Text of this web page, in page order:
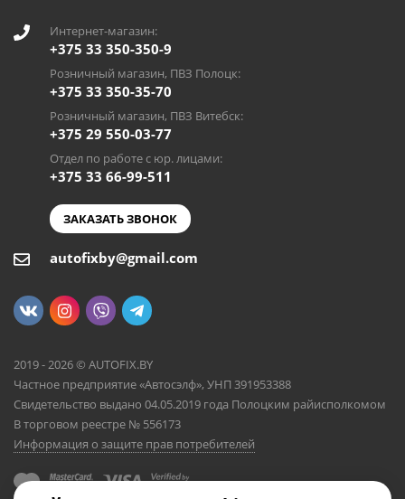
Интернет-магазин:
+375 33 350-350-9
Розничный магазин, ПВЗ Полоцк:
+375 33 350-35-70
Розничный магазин, ПВЗ Витебск:
+375 29 550-03-77
Отдел по работе с юр. лицами:
+375 33 66-99-511
ЗАКАЗАТЬ ЗВОНОК
autofixby@gmail.com
2019 - 2026 © AUTOFIX.BY
Частное предприятие «Автосэлф», УНП 391953388
Свидетельство выдано 04.05.2019 года Полоцким райисполкомом
В торговом реестре № 556173
Информация о защите прав потребителей